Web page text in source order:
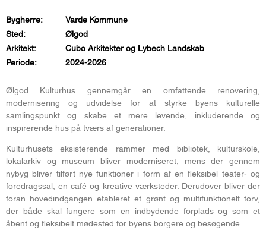
Bygherre:
Varde Kommune
Sted:
Ølgod
Arkitekt:
Cubo Arkitekter og Lybech Landskab
Periode:
2024-2026
Ølgod Kulturhus gennemgår en omfattende renovering,
modernisering og udvidelse for at styrke byens kulturelle
samlingspunkt og skabe et mere levende, inkluderende og
inspirerende hus på tværs af generationer.
Kulturhusets eksisterende rammer med bibliotek, kulturskole,
lokalarkiv og museum bliver moderniseret, mens der gennem
nybyg bliver tilført nye funktioner i form af en fleksibel teater- og
foredragssal, en café og kreative værksteder. Derudover bliver der
foran hovedindgangen etableret et grønt og multifunktionelt torv,
der både skal fungere som en indbydende forplads og som et
åbent og fleksibelt mødested for byens borgere og besøgende.